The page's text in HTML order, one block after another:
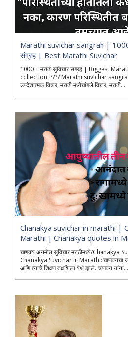
Marathi suvichar sangrah | 1000+
संग्रह | Best Marathi Suvichar
1000 + मराठी सुविचार संग्रह | Biggest
collection. ???? Marathi suvichar sangrah:
उपदेशात्मक विचार, मराठी मध्येचांगले विचार, मराठी...
Chanakya suvichar in marathi |
Marathi | Chanakya quotes in
चाणक्य अनमोल सुविचार मराठीमध्ये/Chanakya
Chanakya Suvichar In Marathi: चाणक्यचा
आणि त्याचे शिक्षण तक्षशिला येथे झाले. चाणक्य यांना...